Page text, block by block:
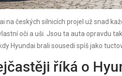
na českých silnicích projel už snad
oči a uši. Jsou ta auta opravdu
Hyundai brali sousedi spíš jako
říká o